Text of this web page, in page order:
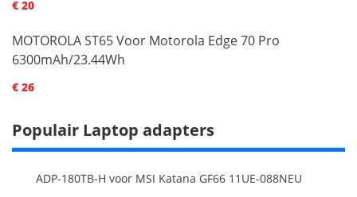
€ 20
MOTOROLA ST65 Voor Motorola Edge 70 Pro
6300mAh/23.44Wh
€ 26
Populair Laptop adapters
ADP-180TB-H voor MSI Katana GF66 11UE-088NEU